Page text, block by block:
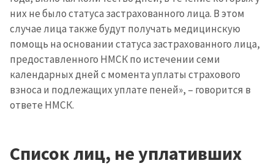
них не было статуса застрахованного лица. В этом
случае лица также будут получать медицинскую
помощь на основании статуса застрахованного лица,
предоставленного НМСК по истечении семи
календарных дней с момента уплаты страхового
взноса и подлежащих уплате пеней», – говорится в
ответе НМСК.
Список лиц, не уплативших